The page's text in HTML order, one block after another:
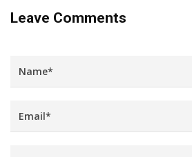
Leave Comments